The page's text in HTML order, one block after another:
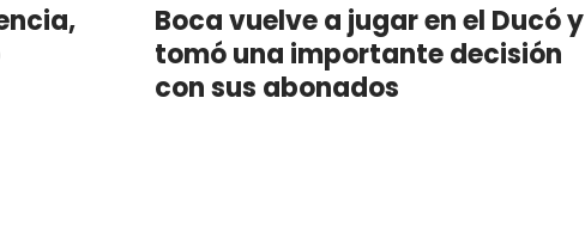
Boca vuelve a jugar en el Ducó y
tomó una importante decisión
con sus abonados